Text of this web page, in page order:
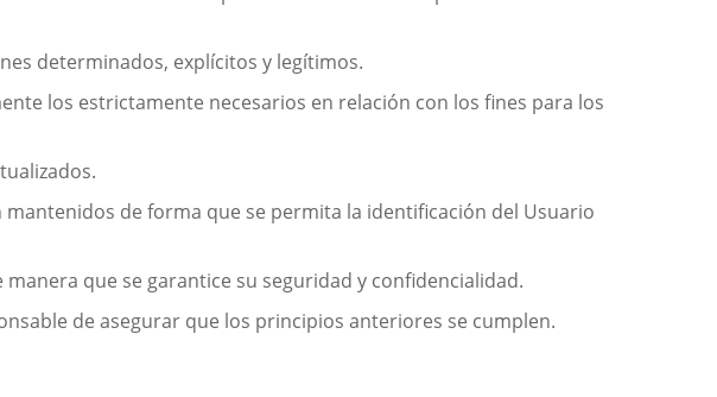
determinados, explícitos y legítimos.
los estrictamente necesarios en relación con los fines para los
de forma que se permita la identificación del Usuario
que se garantice su seguridad y confidencialidad.
de asegurar que los principios anteriores se cumplen.